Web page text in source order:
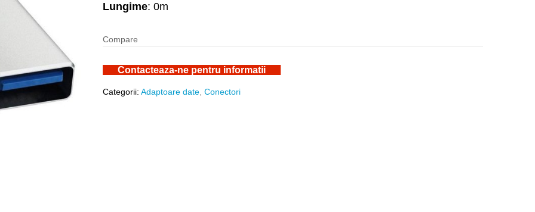
Lungime: 0m
Compare
Contacteaza-ne pentru informatii
Categorii:Adaptoare date ,Conectori